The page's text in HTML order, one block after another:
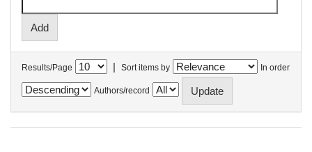
Results/Page | Sort items by In order
Authors/record